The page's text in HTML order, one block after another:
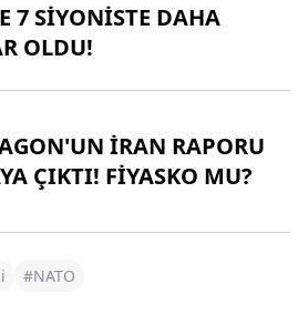
7 SİYONİSTE DAHA
OLDU!
İRAN RAPORU
ÇIKTI! FİYASKO MU?
#NATO